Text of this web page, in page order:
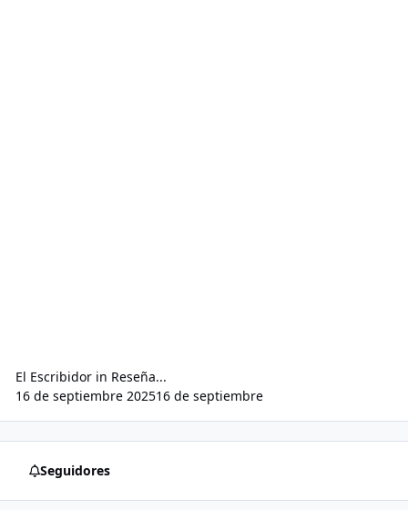
El Escribidorin Reseña...
16 de septiembre 202516 de septiembre
Seguidores